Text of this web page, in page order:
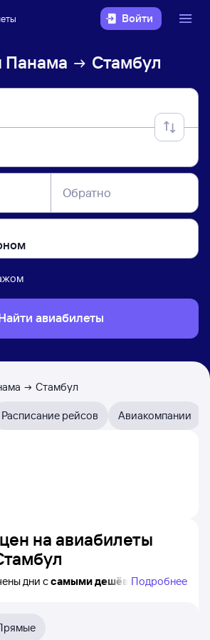
Войти
Панама Стамбул
Обратно
авиабилеты
Стамбул
Расписание рейсов Авиакомпании
на авиабилеты
дни ссамыми дешёвыми
месяцев. Выберите день,
к поиску билетов на нужный рейс и
Подробнее